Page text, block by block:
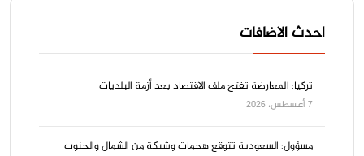
احدث الاضافات
تركيا: المعارضة تفتح ملف الاقتصاد بعد أزمة البلديات
7 أغسطس، 2026
مسؤول: السعودية تتوقع هجمات وشيكة من الشمال والجنوب